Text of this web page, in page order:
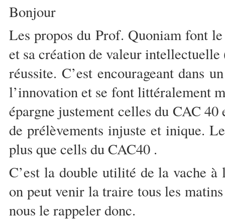
Bonjour
Les propos du Prof. Quoniam font
et sa création de valeur
réussite. C’est encourageant dans
l’innovation et se font littéralement
épargne justement celles du CAC
de prélèvements injuste et inique.
plus que cells du CAC40 .
C’est la double utilité de la vache
on peut venir la traire tous les
nous le rappeler donc.